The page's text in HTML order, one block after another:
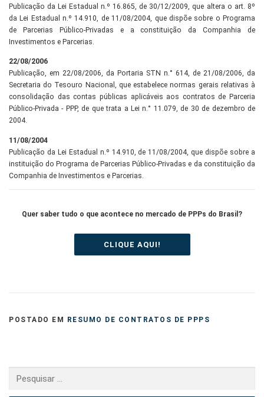
Publicação da Lei Estadual n.º 16.865, de 30/12/2009, que altera o art. 8º
da Lei Estadual n.º 14.910, de 11/08/2004, que dispõe sobre o Programa
de Parcerias Público-Privadas e a constituição da Companhia de
Investimentos e Parcerias.
22/08/2006
Publicação, em 22/08/2006, da Portaria STN n.° 614, de 21/08/2006, da
Secretaria do Tesouro Nacional, que estabelece normas gerais relativas à
consolidação das contas públicas aplicáveis aos contratos de Parceria
Público-Privada - PPP, de que trata a Lei n.° 11.079, de 30 de dezembro de
2004.
11/08/2004
Publicação da Lei Estadual n.º 14.910, de 11/08/2004, que dispõe sobre a
instituição do Programa de Parcerias Público-Privadas e da constituição da
Companhia de Investimentos e Parcerias.
Quer saber tudo o que acontece no mercado de PPPs do Brasil?
CLIQUE AQUI!
POSTADO EM RESUMO DE CONTRATOS DE PPPS
por: